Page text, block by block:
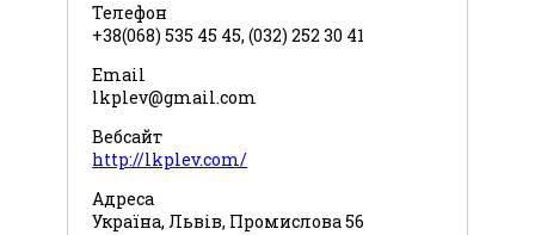
Телефон
+38(068) 535 45 45, (032) 252 30 41
Email
lkplev@gmail.com
Вебсайт
http://lkplev.com/
Адреса
Україна, Львів, Промислова 56